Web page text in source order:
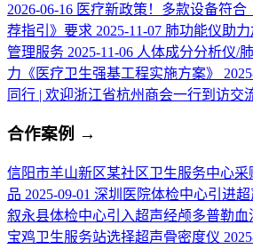
2026-06-16 医疗新政策！多款设备符
荐指引》要求 2025-11-07 肺功能仪助
管理服务 2025-11-06 人体成分分析仪/
力《医疗卫生强基工程实施方案》
同行 | 欢迎浙江省杭州商会一行到访交
合作案例 →
信阳市羊山新区某社区卫生服务中心
品 2025-09-01 深圳医院体检中心引进
叙永县体检中心引入超声经颅多普勒血
宝鸡卫生服务站选择超声骨密度仪